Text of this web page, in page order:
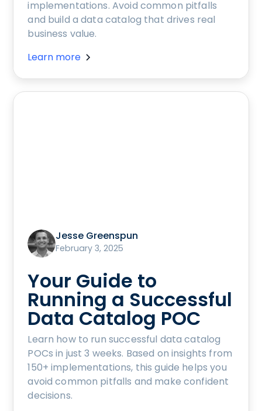
implementations. Avoid common pitfalls
and build a data catalog that drives real
business value.
Learn more
Jesse Greenspun
February 3, 2025
Your Guide to
Running a Successful
Data Catalog POC
Learn how to run successful data catalog
POCs in just 3 weeks. Based on insights from
150+ implementations, this guide helps you
avoid common pitfalls and make confident
decisions.